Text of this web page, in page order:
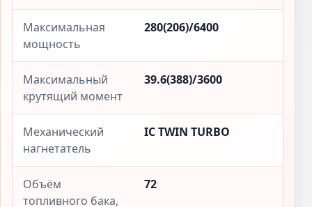
Максимальная
мощность
280(206)/6400
Максимальный
крутящий момент
39.6(388)/3600
Механический
нагнетатель
IC TWIN TURBO
Объём
топливного бака,
72